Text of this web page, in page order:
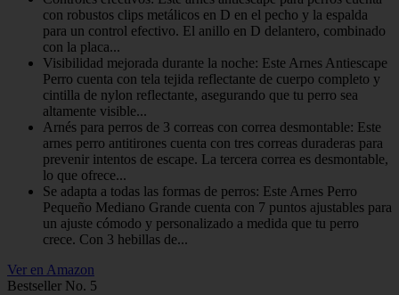
con robustos clips metálicos en D en el pecho y la espalda
para un control efectivo. El anillo en D delantero, combinado
con la placa...
Visibilidad mejorada durante la noche: Este Arnes Antiescape
Perro cuenta con tela tejida reflectante de cuerpo completo y
cintilla de nylon reflectante, asegurando que tu perro sea
altamente visible...
Arnés para perros de 3 correas con correa desmontable: Este
arnes perro antitirones cuenta con tres correas duraderas para
prevenir intentos de escape. La tercera correa es desmontable,
lo que ofrece...
Se adapta a todas las formas de perros: Este Arnes Perro
Pequeño Mediano Grande cuenta con 7 puntos ajustables para
un ajuste cómodo y personalizado a medida que tu perro
crece. Con 3 hebillas de...
Ver en Amazon
Bestseller No. 5